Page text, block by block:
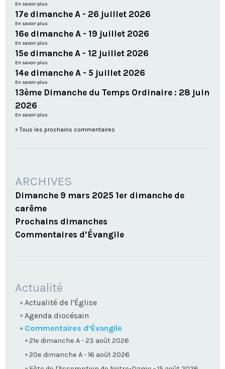
En savoir plus
17e dimanche A - 26 juillet 2026
En savoir plus
16e dimanche A - 19 juillet 2026
En savoir plus
15e dimanche A - 12 juillet 2026
En savoir plus
14e dimanche A - 5 juillet 2026
En savoir plus
13ème Dimanche du Temps Ordinaire : 28 juin
2026
En savoir plus
Tous les prochains commentaires
ARCHIVES
Dimanche 9 mars 2025 1er dimanche de
carême
Prochains dimanches
Commentaires d’Évangile
NAVIGATION
Actualité
Actualité de l'Église
Agenda diocésain
Commentaires d’Évangile
21e dimanche A - 23 août 2026
20e dimanche A - 16 août 2026